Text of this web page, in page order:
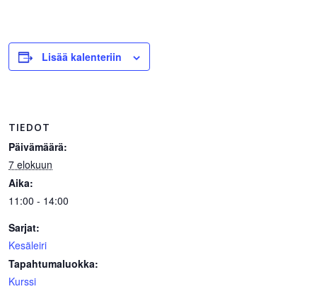
Lisää kalenteriin
TIEDOT
Päivämäärä:
7 elokuun
Aika:
11:00 - 14:00
Sarjat:
Kesäleiri
Tapahtumaluokka:
Kurssi